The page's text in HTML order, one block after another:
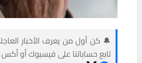
🔔 كن أول من يعرف الأخبار
تابع حساباتنا على فيسبوك أو أكس